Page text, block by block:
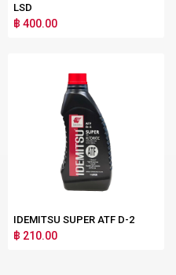
LSD
฿ 400.00
IDEMITSU SUPER ATF D-2
฿ 210.00